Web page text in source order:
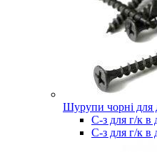
Шурупи чорні для
С-з для г/к в
С-з для г/к в